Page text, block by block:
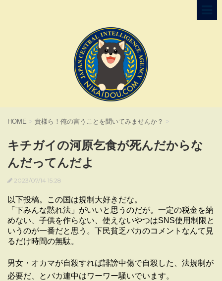
HOME > 貴様ら！俺の言うことを聞いてみませんか？ >
キチガイの河原乞食が死んだからな
んだってんだよ
2023/07/14 15:28
以下投稿。この国は規制大好きだな。
「下みんな黙れ法」がいいと思うのだが。一定の税金を納
めない、子供を作らない、使えないやつはSNS使用制限と
いうのが一番だと思う。下民貧乏バカのコメントなんて見
るだけ時間の無駄。
男女・オカマが自殺すれば誹謗中傷で自殺した、法規制が
必要だ、とバカ連中はワーワー騒いでいます。